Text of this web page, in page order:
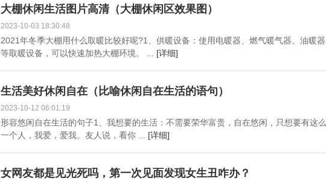
大棚休闲生活图片高清（大棚休闲区效果图）
2023-10-03 18:30:48
2021年冬季大棚用什么取暖比较好呢?1、供暖设备：使用电暖器、燃气暖气器、油暖器
等取暖设备，可以快速加热大棚环境。 ... [详细]
生活美好休闲自在（比喻休闲自在生活的语句）
2023-10-12 06:01:19
形容悠闲自在生活的句子1、我想要的生活：不需要荣华富贵，自在悠闲，只想要有这么
一个人，我爱，爱我。友人说，看你 ... [详细]
女网友都是见光死吗，第一次见面发现女生丑咋办？